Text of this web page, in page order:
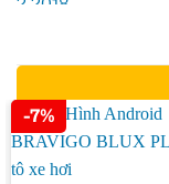
-7%